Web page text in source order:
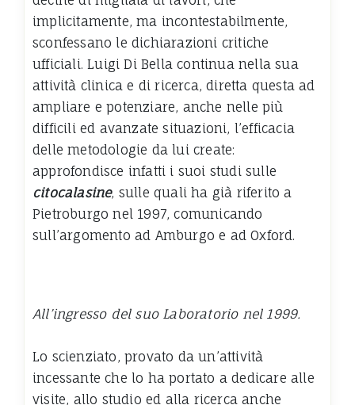
implicitamente, ma incontestabilmente,
sconfessano le dichiarazioni critiche
ufficiali. Luigi Di Bella continua nella sua
attività clinica e di ricerca, diretta questa ad
ampliare e potenziare, anche nelle più
difficili ed avanzate situazioni, l’efficacia
delle metodologie da lui create:
approfondisce infatti i suoi studi sulle
citocalasine, sulle quali ha già riferito a
Pietroburgo nel 1997, comunicando
sull’argomento ad Amburgo e ad Oxford.
All’ingresso del suo Laboratorio nel 1999.
Lo scienziato, provato da un’attività
incessante che lo ha portato a dedicare alle
visite, allo studio ed alla ricerca anche